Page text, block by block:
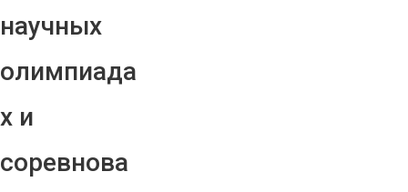
научных
олимпиада
х и
соревнова